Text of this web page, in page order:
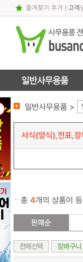
즐겨찾기 추가| 고객
일반사무용품 >
서식(양식),전표,장
총 4개의 상품이